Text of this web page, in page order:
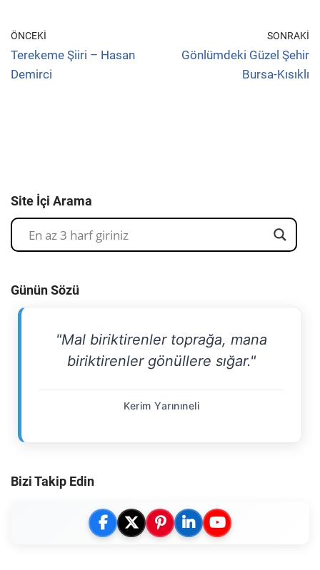
ÖNCEKI
Terekeme Şiiri – Hasan
Demirci
SONRAKI
Gönlümdeki Güzel Şehir
Bursa-Kısıklı
Site İçi Arama
Günün Sözü
"Mal biriktirenler toprağa, mana
biriktirenler gönüllere sığar."
Kerim Yarınıneli
Bizi Takip Edin